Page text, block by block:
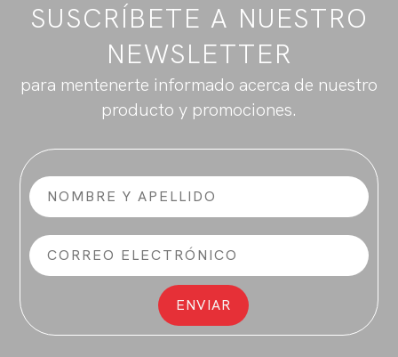
SUSCRÍBETE A NUESTRO
NEWSLETTER
para mentenerte informado acerca de nuestro
producto y promociones.